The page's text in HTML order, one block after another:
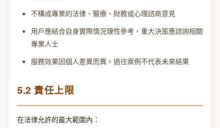
不構成專業的法律、醫療、財務或心理諮商意見
用戶應結合自身實際情況理性參考，重大決策應諮詢相關
專業人士
服務效果因個人差異而異，過往案例不代表未來結果
5.2 責任上限
在法律允許的最大範圍內：